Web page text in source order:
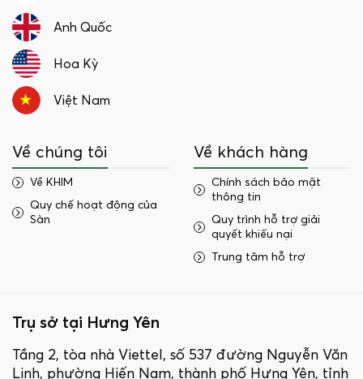
Anh Quốc
Hoa Kỳ
Việt Nam
Về chúng tôi
Về KHIM
Quy chế hoạt động của
Sàn
Về khách hàng
Chính sách bảo mật
thông tin
Quy trình hỗ trợ giải
quyết khiếu nại
Trung tâm hỗ trợ
Trụ sở tại Hưng Yên
Tầng 2, tòa nhà Viettel, số 537 đường Nguyễn Văn
Linh, phường Hiến Nam, thành phố Hưng Yên, tỉnh